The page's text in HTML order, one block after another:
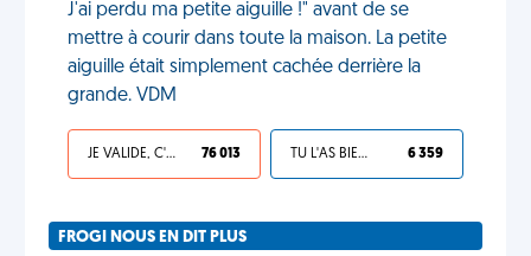
J'ai perdu ma petite aiguille !" avant de se
mettre à courir dans toute la maison. La petite
aiguille était simplement cachée derrière la
grande. VDM
JE VALIDE, C'EST UNE VDM 76 013 TU L'AS BIEN MÉRITÉ 6 359
FROGI NOUS EN DIT PLUS